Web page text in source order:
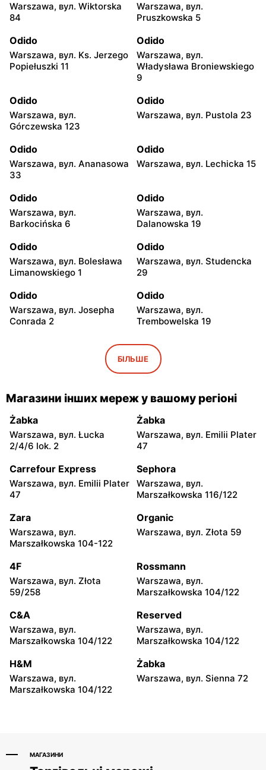
Warszawa, вул. Wiktorska
84
Warszawa, вул.
Pruszkowska 5
Odido
Warszawa, вул. Ks. Jerzego
Popiełuszki 11
Odido
Warszawa, вул.
Władysława Broniewskiego
9
Odido
Warszawa, вул.
Górczewska 123
Odido
Warszawa, вул. Pustola 23
Odido
Warszawa, вул. Ananasowa
33
Odido
Warszawa, вул. Lechicka 15
Odido
Warszawa, вул.
Barkocińska 6
Odido
Warszawa, вул.
Dalanowska 19
Odido
Warszawa, вул. Bolesława
Limanowskiego 1
Odido
Warszawa, вул. Studencka
29
Odido
Warszawa, вул. Josepha
Conrada 2
Odido
Warszawa, вул.
Trembowelska 19
Odido
Warszawa, вул. Safony 1
Odido
Warszawa, вул. Portowa 7
Odido
Ząbki, вул. Szwoleżerów 24
Odido
Rybie, вул. 19 Kwietnia 62
Odido
Warszawa, вул. Stanisława
Odido
Łomianki, вул. 11 Listopada
Odido
Łomianki, вул. Dolna 47
Odido
Pruszków, вул. Sadowa 2
Odido
Odido
Pruszków, вул. Ewy 14a
Odido
Kobyłka, вул. Nadarzyn 8
Pruszków, вул.
Emancypantek 4
Truskaw, вул. 3 Maja 64
Stanisławów Pierwszy, вул.
Graniczna 1
Łazy, вул. Łączności 20
БІЛЬШЕ
Магазини інших мереж у вашому регіоні
Żabka
Warszawa, вул. Łucka
2/4/6 lok. 2
Żabka
Warszawa, вул. Emilii Plater
47
Carrefour Express
Warszawa, вул. Emilii Plater
47
Sephora
Warszawa, вул.
Marszałkowska 116/122
Zara
Warszawa, вул.
Marszałkowska 104-122
Organic
Warszawa, вул. Złota 59
4F
Warszawa, вул. Złota
59/258
Rossmann
Warszawa, вул.
Marszałkowska 104/122
C&A
Warszawa, вул.
Marszałkowska 104/122
Reserved
Warszawa, вул.
Marszałkowska 104/122
H&M
Warszawa, вул.
Marszałkowska 104/122
Żabka
Warszawa, вул. Sienna 72
МАГАЗИНИ